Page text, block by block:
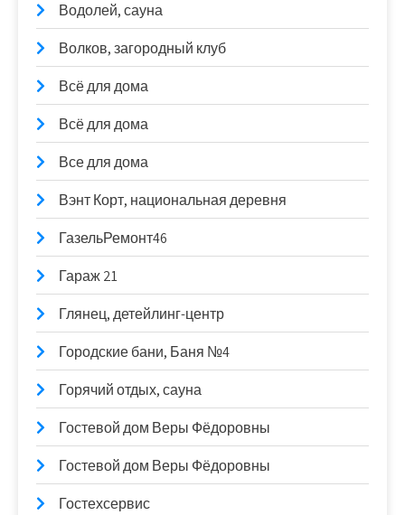
Водолей, сауна
Волков, загородный клуб
Всё для дома
Всё для дома
Все для дома
Вэнт Корт, национальная деревня
ГазельРемонт46
Гараж 21
Глянец, детейлинг-центр
Городские бани, Баня №4
Горячий отдых, сауна
Гостевой дом Веры Фёдоровны
Гостевой дом Веры Фёдоровны
Гостехсервис